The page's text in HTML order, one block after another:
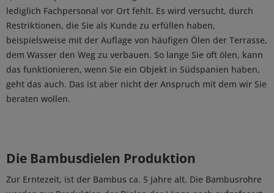
lediglich Fachpersonal vor Ort fehlt. Es wird versucht, durch
Restriktionen, die Sie als Kunde zu erfüllen haben,
beispielsweise mit der Auflage von häufigen Ölen der Terrasse,
dem Wasser den Weg zu verbauen. So lange Sie oft ölen, kann
das funktionieren, wenn Sie ein Objekt in Südspanien haben,
geht das auch. Das ist aber nicht der Anspruch mit dem wir Sie
beraten wollen.
Die Bambusdielen Produktion
Zur Erntezeit, ist der Bambus ca. 5 Jahre alt. Die Bambusrohre